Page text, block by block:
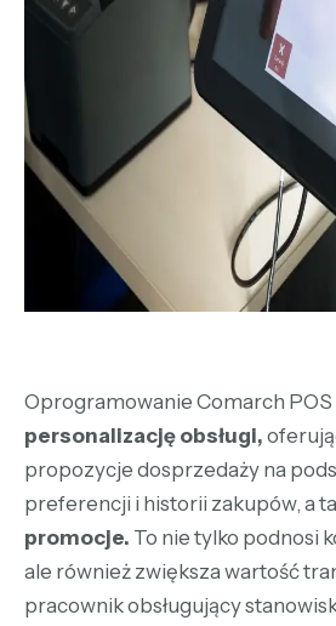
Oprogramowanie Comarch
personalizację obsługi,
propozycje dosprzedaży na
preferencji i historii zakupów, a
promocje. To nie tylko podnosi
ale również zwiększa wartość
pracownik obsługujący